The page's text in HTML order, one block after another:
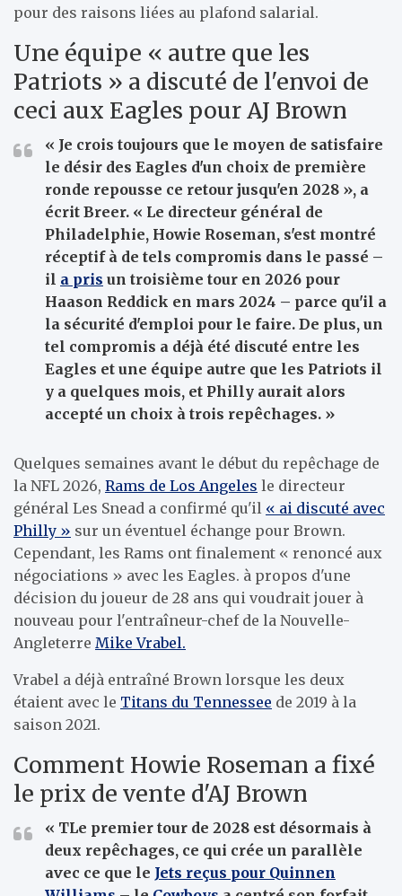
pour des raisons liées au plafond salarial.
Une équipe « autre que les
Patriots » a discuté de l'envoi de
ceci aux Eagles pour AJ Brown
« Je crois toujours que le moyen de satisfaire
le désir des Eagles d'un choix de première
ronde repousse ce retour jusqu'en 2028 », a
écrit Breer. « Le directeur général de
Philadelphie, Howie Roseman, s'est montré
réceptif à de tels compromis dans le passé –
il a pris un troisième tour en 2026 pour
Haason Reddick en mars 2024 – parce qu'il a
la sécurité d'emploi pour le faire. De plus, un
tel compromis a déjà été discuté entre les
Eagles et une équipe autre que les Patriots il
y a quelques mois, et Philly aurait alors
accepté un choix à trois repêchages. »
Quelques semaines avant le début du repêchage de
la NFL 2026, Rams de Los Angeles le directeur
général Les Snead a confirmé qu'il « ai discuté avec
Philly » sur un éventuel échange pour Brown.
Cependant, les Rams ont finalement « renoncé aux
négociations » avec les Eagles. à propos d'une
décision du joueur de 28 ans qui voudrait jouer à
nouveau pour l'entraîneur-chef de la Nouvelle-
Angleterre Mike Vrabel.
Vrabel a déjà entraîné Brown lorsque les deux
étaient avec le Titans du Tennessee de 2019 à la
saison 2021.
Comment Howie Roseman a fixé
le prix de vente d'AJ Brown
« TLe premier tour de 2028 est désormais à
deux repêchages, ce qui crée un parallèle
avec ce que le Jets reçus pour Quinnen